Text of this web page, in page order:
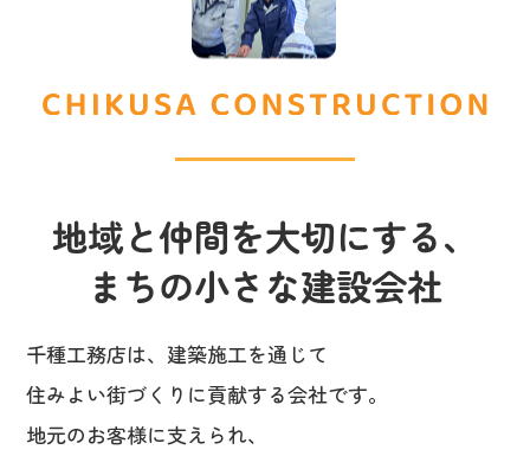
地域と仲間を大切にする、
まちの小さな建設会社
千種工務店は、建築施工を通じて
住みよい街づくりに貢献する会社です。
地元のお客様に支えられ、